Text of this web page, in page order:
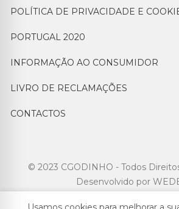
POLÍTICA DE PRIVACIDADE E
PORTUGAL 2020
INFORMAÇÃO AO CONSUMIDOR
LIVRO DE RECLAMAÇÕES
CONTACTOS
© 2023 CGODINHO - Todos
Desenvolvido por